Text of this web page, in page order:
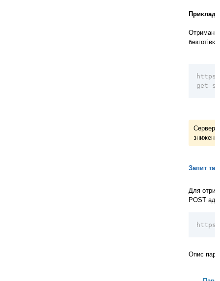
Сервер
Запит
Для
POST
Опис